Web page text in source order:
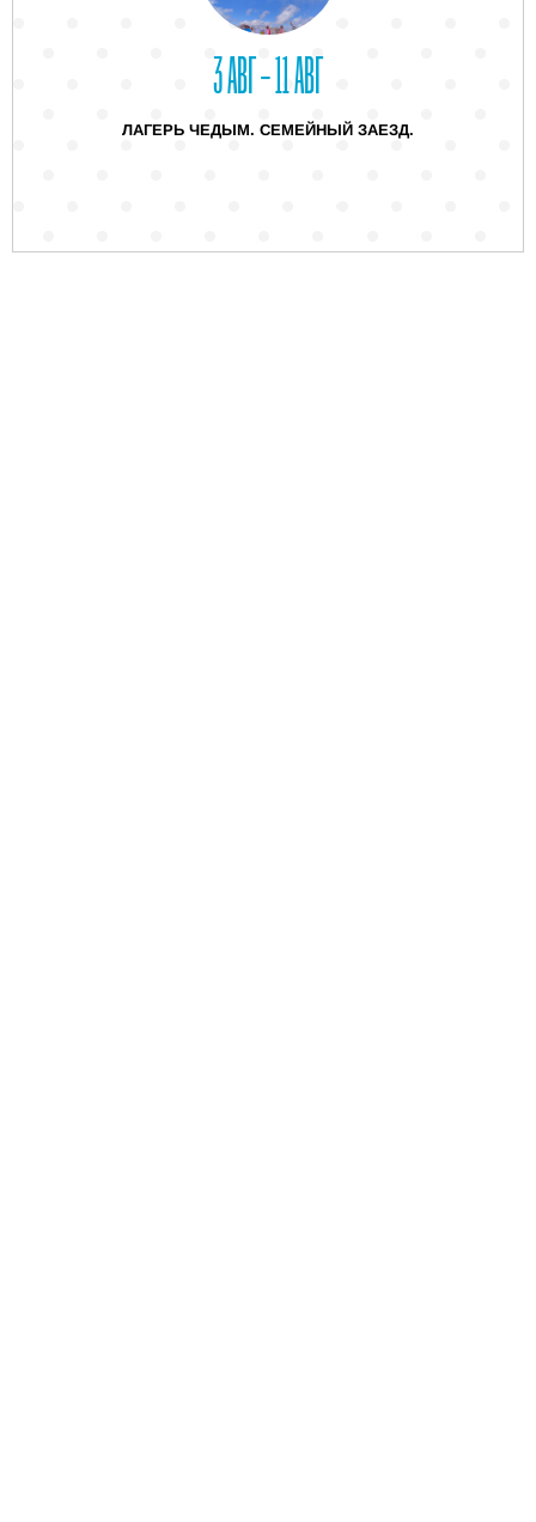
3 АВГ – 11 АВГ
ЛАГЕРЬ ЧЕДЫМ. СЕМЕЙНЫЙ ЗАЕЗД.